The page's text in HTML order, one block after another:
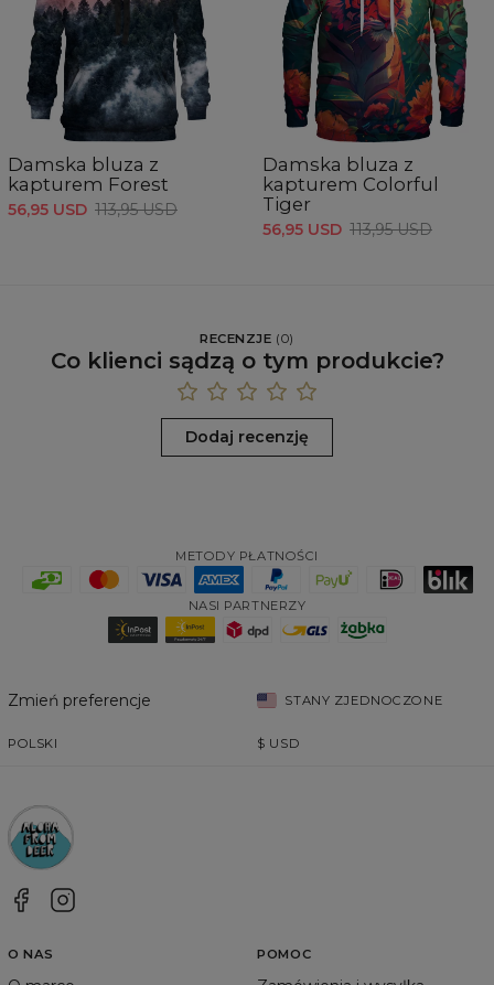
Damska bluza z
kapturem Forest
56,95 USD 113,95 USD
Damska bluza z
kapturem Colorful
Tiger
56,95 USD 113,95 USD
RECENZJE (0)
Co klienci sądzą o tym produkcie?
Dodaj recenzję
METODY PŁATNOŚCI
NASI PARTNERZY
Zmień preferencje STANY ZJEDNOCZONE
POLSKI $ USD
O NAS POMOC